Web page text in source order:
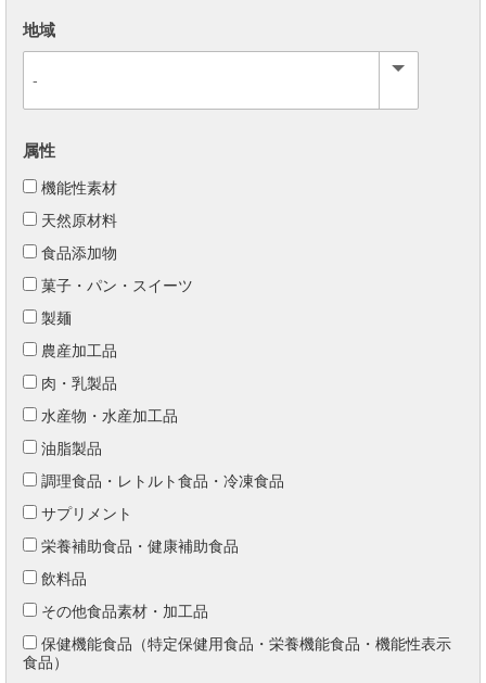
地域
属性
機能性素材
天然原材料
食品添加物
菓子・パン・スイーツ
製麺
農産加工品
肉・乳製品
水産物・水産加工品
油脂製品
調理食品・レトルト食品・冷凍食品
サプリメント
栄養補助食品・健康補助食品
飲料品
その他食品素材・加工品
保健機能食品（特定保健用食品・栄養機能食品・機能性表示
食品）